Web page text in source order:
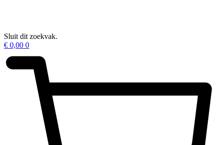
Sluit dit zoekvak.
€ 0,00 0